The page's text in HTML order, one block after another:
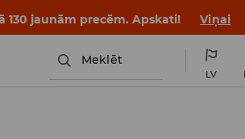
130 jaunām precēm. Apskati! Viņai
Meklēt
LV